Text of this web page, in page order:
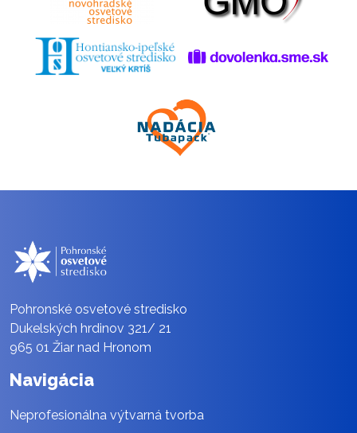
Pohronské osvetové stredisko
Dukelských hrdinov 321/ 21
965 01 Žiar nad Hronom
Navigácia
Neprofesionálna výtvarná tvorba